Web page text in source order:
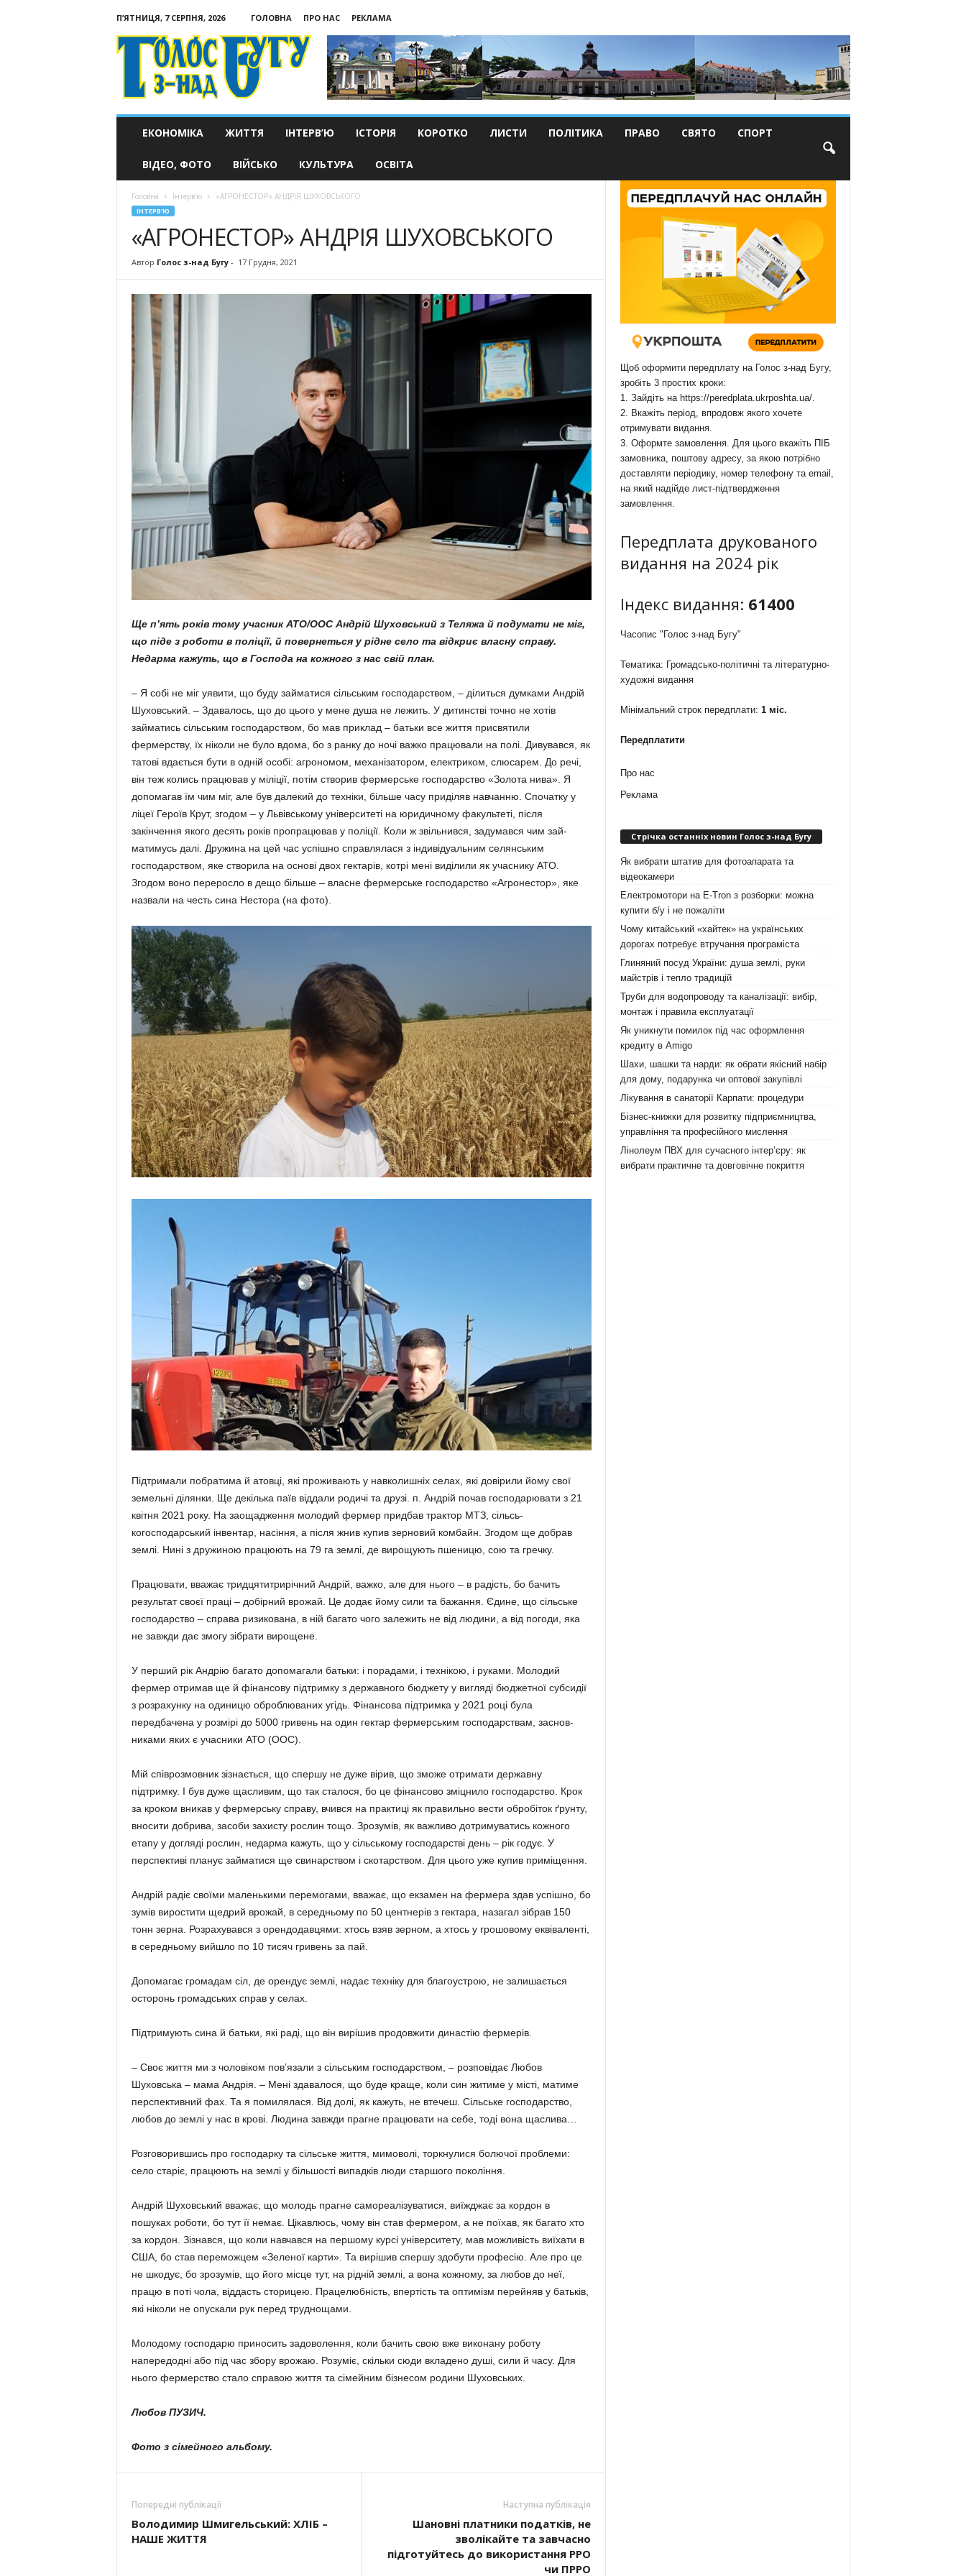
П’ЯТНИЦЯ, 7 СЕРПНЯ, 2026 ГОЛОВНА ПРО НАС
РЕКЛАМА
Голос
з-
ЕКОНОМІКА ЖИТТЯ ІНТЕРВ’Ю ІСТОРІЯ КОРОТКО ЛИСТИ ПОЛІТИКА ПРАВО СВЯТО СПОРТ
ВІДЕО, ФОТО ВІЙСЬКО КУЛЬТУРА ОСВІТА
Головна Інтерв'ю «АГРОНЕСТОР» АНДРІЯ ШУХОВСЬКОГО
ІНТЕРВ'Ю
«АГРОНЕСТОР» АНДРІЯ ШУХОВСЬКОГО
Автор Голос з-над Бугу- 17 Грудня, 2021
Ще п’ять років тому учасник АТО/ООС Андрій Шуховський з Теляжа й подумати не міг,
що піде з роботи в поліції, й повернеться у рідне село та відкриє власну справу.
Недарма ка­жуть, що в Господа на кожного з нас свій план.
– Я собі не міг уявити, що буду займатися сільським господар­ством, – ділиться думками Андрій
Шуховський. – Здавалось, що до цього у мене душа не лежить. У дитинстві точно не хотів
займатись сільським господарством, бо мав приклад – батьки все життя присвя­тили
фермерству, їх ніколи не було вдома, бо з ранку до ночі важ­ко працювали на полі. Дивувався, як
татові вдається бути в одній особі: агрономом, механізатором, електриком, слюсарем. До речі,
він теж колись працював у міліції, потім створив фермерське госпо­дарство «Золота нива». Я
допома­гав їм чим міг, але був далекий до техніки, більше часу приділяв нав­чанню. Спочатку у
ліцеї Героїв Крут, згодом – у Львівському уні­верситеті на юридичному факультеті, після
закінчення якого десять років пропрацював у поліції. Коли ж звільнився, задумався чим зай­
матимусь далі. Дружина на цей час успішно справлялася з індиві­дуальним селянським
господарством, яке створила на основі двох гектарів, котрі мені виділили як учаснику АТО.
Згодом воно пере­росло в дещо більше – власне фермерське господарство «Агронестор», яке
назвали на честь сина Нестора (на фото).
Підтримали побратима й атовці, які проживають у навколишніх се­лах, які довірили йому свої
земель­ні ділянки. Ще декілька паїв віддали родичі та друзі. п. Андрій почав господарювати з 21
квітня 2021 ро­ку. На заощадження молодий фер­мер придбав трактор МТЗ, сільсь­
когосподарський інвентар, насіння, а після жнив купив зерновий ком­байн. Згодом ще добрав
землі. Ни­ні з дружиною працюють на 79 га землі, де вирощують пшеницю, сою та гречку.
Працювати, вважає тридцяти­трирічний Андрій, важко, але для нього – в радість, бо бачить
резуль­тат своєї праці – добірний врожай. Це додає йому сили та бажання. Єдине, що сільське
господарство – справа ризикована, в ній багато чого залежить не від людини, а від погоди, яка
не завжди дає змогу зібрати вирощене.
У перший рік Андрію багато до­помагали батьки: і порадами, і тех­нікою, і руками. Молодий
фермер отримав ще й фінансову підтримку з державного бюджету у вигляді бюджетної субсидії
з розрахунку на одиницю оброблюваних угідь. Фінансова підтримка у 2021 році була
передбачена у розмірі до 5000 гривень на один гектар фер­мерським господарствам, заснов­
никами яких є учасники АТО (ООС).
Мій співрозмовник зізнається, що спершу не дуже вірив, що змо­же отримати державну
підтримку. І був дуже щасливим, що так ста­лося, бо це фінансово зміцнило господарство. Крок
за кроком вни­кав у фермерську справу, вчився на практиці як правильно вести обробіток ґрунту,
вносити добрива, засоби захисту рослин тощо. Зрозумів, як важливо дотримуватись кожного
етапу у догляді рослин, недарма кажуть, що у сільському господарстві день – рік годує. У
перспективі планує займатися ще свинарством і скотарством. Для цього уже купив приміщення.
Андрій радіє своїми маленькими перемогами, вважає, що екзамен на фермера здав успішно, бо
зумів виростити щедрий врожай, в се­редньому по 50 центнерів з гекта­ра, назагал зібрав 150
тонн зерна. Розрахувався з орендодавцями: хтось взяв зерном, а хтось у грошо­вому еквіваленті,
в середньому вийшло по 10 тисяч гривень за пай.
Допомагає громадам сіл, де орендує землі, надає техніку для благоустрою, не залишається
осто­ронь громадських справ у селах.
Підтримують сина й батьки, які раді, що він вирішив продовжити династію фермерів.
– Своє життя ми з чоловіком по­в’язали з сільським господарством, – розповідає Любов
Шуховська – мама Андрія. – Мені здавалося, що буде краще, коли син житиме у місті, матиме
перспективний фах. Та я помилялася. Від долі, як ка­жуть, не втечеш. Сільське госпо­дарство,
любов до землі у нас в крові. Людина завжди прагне пра­цювати на себе, тоді вона щас­лива…
Розговорившись про господарку та сільське життя, мимоволі, торк­нулися болючої проблеми:
село старіє, працюють на землі у біль­шості випадків люди старшого покоління.
Андрій Шуховський вважає, що молодь прагне самореалізуватися, виїжджає за кордон в
пошуках роботи, бо тут її немає. Цікавлюсь, чому він став фермером, а не поїхав, як багато хто
за кордон. Зізнався, що коли навчався на пер­шому курсі університету, мав мож­ливість виїхати в
США, бо став пе­реможцем «Зеленої карти». Та вирішив спершу здобути професію. Але про це
не шкодує, бо зрозумів, що його місце тут, на рідній землі, а вона кожному, за любов до неї,
працю в поті чола, віддасть стори­цею. Працелюбність, впертість та оптимізм перейняв у батьків,
які ніколи не опускали рук перед труд­нощами.
Молодому господарю приносить задоволення, коли бачить свою вже виконану роботу
напередодні або під час збору врожаю. Розуміє, скільки сюди вкладено душі, сили й часу. Для
нього фермерство ста­ло справою життя та сімейним бізнесом родини Шуховських.
Любов ПУЗИЧ.
Фото з сімейного альбому.
Попередні публікації
Володимир Шмигельсь­кий: ХЛІБ –
НАШЕ ЖИТТЯ
Наступна публікація
Шановні платники податків, не
зволікайте та завчасно
підготуйтесь до використання РРО
чи ПРРО
Щоб оформити передплату на Голос з-над Бугу,
зробіть 3 простих кроки:
1. Зайдіть на https://peredplata.ukrposhta.ua/.
2. Вкажіть період, впродовж якого хочете
отримувати видання.
3. Оформте замовлення. Для цього вкажіть ПІБ
замовника, поштову адресу, за якою потрібно
доставляти періодику, номер телефону та email,
на який надійде лист-підтвердження
замовлення.
Передплата друкованого
видання на 2024 рік
Індекс видання: 61400
Часопис "Голос з-над Бугу"
Тематика: Громадсько-політичні та літературно-
художні видання
Мінімальний строк передплати: 1 міс.
Передплатити
Про нас
Реклама
Стрічка останніх новин Голос з-над Бугу
Як вибрати штатив для фотоапарата та
відеокамери
Електромотори на E-Tron з розборки: можна
купити б/у і не пожаліти
Чому китайський «хайтек» на українських
дорогах потребує втручання програміста
Глиняний посуд України: душа землі, руки
майстрів і тепло традицій
Труби для водопроводу та каналізації: вибір,
монтаж і правила експлуатації
Як уникнути помилок під час оформлення
кредиту в Amigo
Шахи, шашки та нарди: як обрати якісний набір
для дому, подарунка чи оптової закупівлі
Лікування в санаторії Карпати: процедури
Бізнес-книжки для розвитку підприємництва,
управління та професійного мислення
Лінолеум ПВХ для сучасного інтер’єру: як
вибрати практичне та довговічне покриття